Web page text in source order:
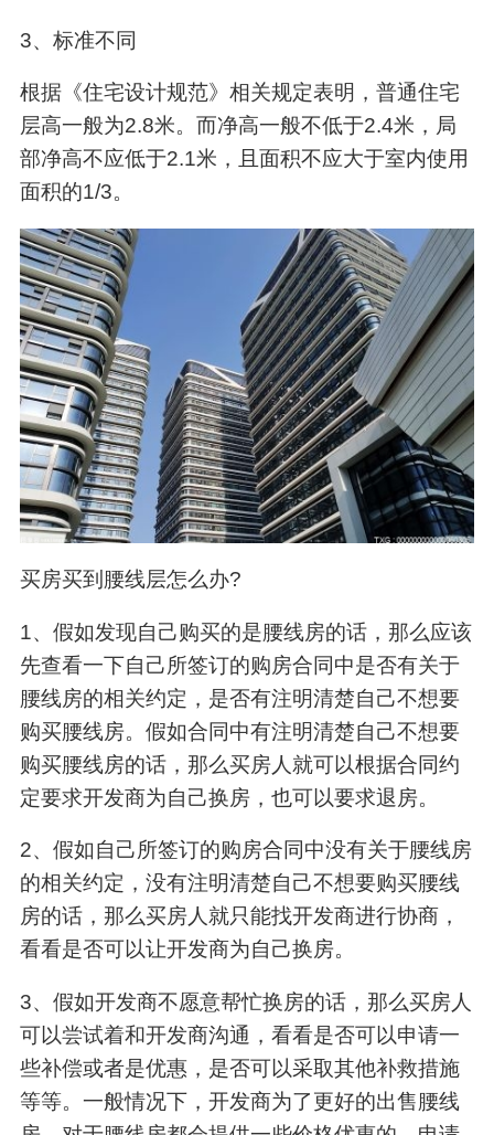
3、标准不同
根据《住宅设计规范》相关规定表明，普通住宅
层高一般为2.8米。而净高一般不低于2.4米，局
部净高不应低于2.1米，且面积不应大于室内使用
面积的1/3。
买房买到腰线层怎么办?
1、假如发现自己购买的是腰线房的话，那么应该
先查看一下自己所签订的购房合同中是否有关于
腰线房的相关约定，是否有注明清楚自己不想要
购买腰线房。假如合同中有注明清楚自己不想要
购买腰线房的话，那么买房人就可以根据合同约
定要求开发商为自己换房，也可以要求退房。
2、假如自己所签订的购房合同中没有关于腰线房
的相关约定，没有注明清楚自己不想要购买腰线
房的话，那么买房人就只能找开发商进行协商，
看看是否可以让开发商为自己换房。
3、假如开发商不愿意帮忙换房的话，那么买房人
可以尝试着和开发商沟通，看看是否可以申请一
些补偿或者是优惠，是否可以采取其他补救措施
等等。一般情况下，开发商为了更好的出售腰线